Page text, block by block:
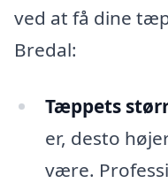
ved at få dine
Bredal:
Tæppets
er, desto
være.